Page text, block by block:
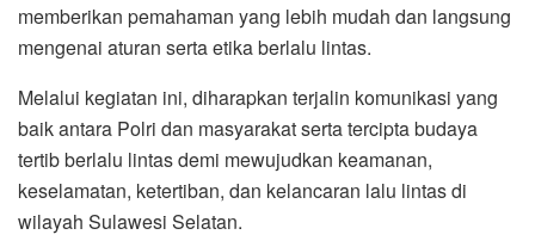
memberikan pemahaman yang lebih mudah dan langsung
mengenai aturan serta etika berlalu lintas.
Melalui kegiatan ini, diharapkan terjalin komunikasi yang
baik antara Polri dan masyarakat serta tercipta budaya
tertib berlalu lintas demi mewujudkan keamanan,
keselamatan, ketertiban, dan kelancaran lalu lintas di
wilayah Sulawesi Selatan.